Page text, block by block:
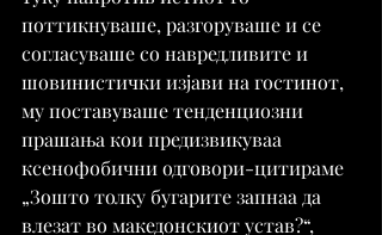
поттикнуваше, разгоруваше и се
согласуваше со навредливите и
шовинистички изјави на гостинот,
му поставуваше тенденциозни
прашања кои предизвикуваа
ксенофобични одговори-цитираме
„Зошто толку бугарите запнаа да
влезат во македонскиот устав?“,